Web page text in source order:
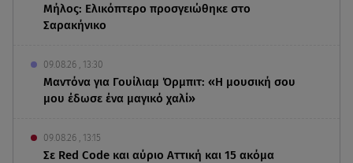
Μήλος: Ελικόπτερο προσγειώθηκε στο
Σαρακήνικο
09.08.26 , 13:30
Μαντόνα για Γουίλιαμ Όρμπιτ: «Η μουσική σου
μου έδωσε ένα μαγικό χαλί»
09.08.26 , 13:15
Σε Red Code και αύριο Αττική και 15 ακόμα